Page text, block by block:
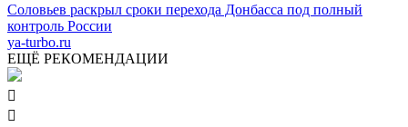
Соловьев раскрыл сроки перехода Донбасса под полный
контроль России
ya-turbo.ru
ЕЩЁ РЕКОМЕНДАЦИИ

